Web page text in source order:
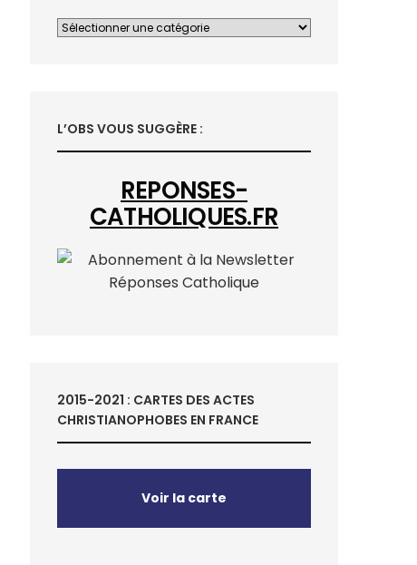
L’OBS VOUS SUGGÈRE :
REPONSES-
CATHOLIQUES.FR
2015-2021 : CARTES DES ACTES
CHRISTIANOPHOBES EN FRANCE
Voir la carte